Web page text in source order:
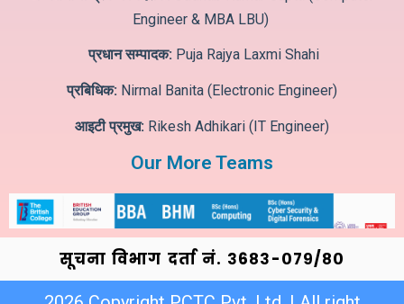
Engineer & MBA LBU)
प्रधान सम्पादक: Puja Rajya Laxmi Shahi
प्रबिधिक: Nirmal Banita (Electronic Engineer)
आइटी प्रमुख: Rikesh Adhikari (IT Engineer)
Our More Teams
सूचना विभाग दर्ता नं. ३6८३-०७९/८०